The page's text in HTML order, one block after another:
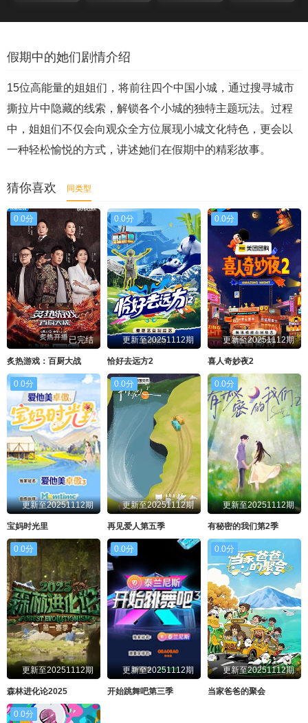
假期中的她们剧情介绍
15位高能量的姐姐们，将前往四个中国小城，通过搜寻城市
撕拉片中隐藏的线索，解锁各个小城的独特主题玩法。过程
中，姐姐们不仅会向观众全方位展现小城文化特色，更会以
一种轻松愉悦的方式，讲述她们在假期中的精彩故事。
猜你喜欢 同类型
0.0分
已完结
炙热游戏：百厨大战
0.0分
更新至20251112期
恰好去远方2
0.0分
更新至20251112期
喜人奇妙夜2
0.0分
更新至20251112期
宝妈时光里
0.0分
更新至20251112期
再见爱人第五季
0.0分
更新至20251112期
有秘密的我们第2季
0.0分
更新至20251112期
森林进化论2025
0.0分
更新至20251112期
开始跳舞吧第三季
0.0分
更新至20251112期
当家爸爸的聚会
0.0分